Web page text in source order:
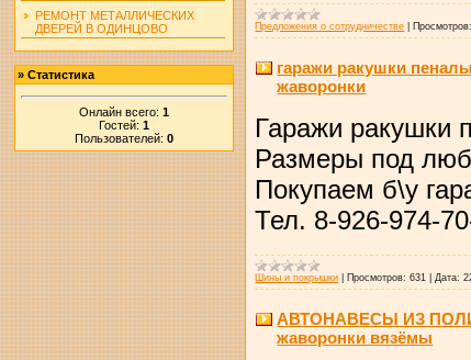
РЕМОНТ МЕТАЛЛИЧЕСКИХ
ДВЕРЕЙ В ОДИНЦОВО
»Статистика
Онлайн всего:1
Гостей:1
Пользователей:0
Предложения о сотрудничестве Просмотров:
гаражи ракушки
жаворонки
Гаражи ракушки
Размеры под
Покупаем б\у
Тел. 8-926-974-
Шины и покрышки Просмотров: 631 Дата:
АВТОНАВЕСЫ ИЗ
жаворонки вязёмы